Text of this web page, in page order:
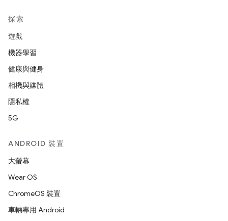
探索
遊戲
機器學習
健康與健身
相機與媒體
隱私權
5G
ANDROID 裝置
大螢幕
Wear OS
ChromeOS 裝置
車輛專用 Android